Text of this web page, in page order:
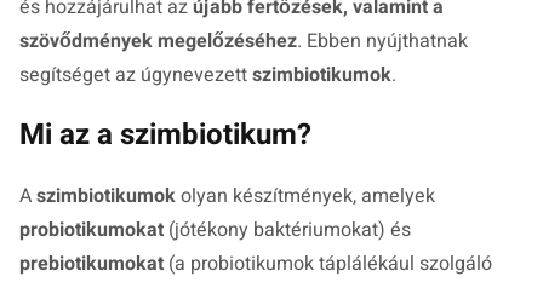
és hozzájárulhat azújabb fertőzések, valamint a
szövődmények megelőzéséhez. Ebben nyújthatnak
segítséget az úgynevezettszimbiotikumok.
Mi az a szimbiotikum?
Aszimbiotikumokolyan készítmények, amelyek
probiotikumokat (jótékony baktériumokat) és
prebiotikumokat (a probiotikumok táplálékául szolgáló